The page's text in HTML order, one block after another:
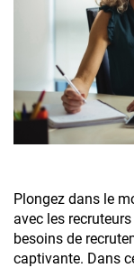
Plongez dans le
avec les
besoins de
captivante. Dans